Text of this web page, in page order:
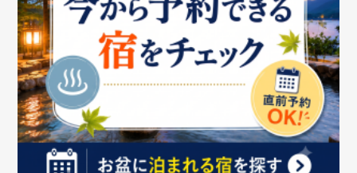
お問い合わせ消費税の表示 ウェブアクセシビリティの取り組み
個人情報保護ポリシープライバシーポータル
Cookieポリシー
特定商取引法に基づく表記情報セキュリティ基本方針
商標についてBIGLOBEトップ